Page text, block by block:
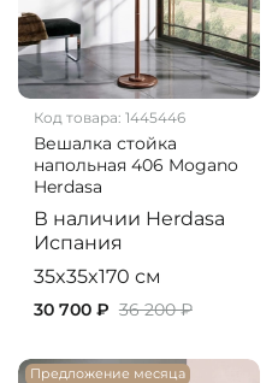
Код товара: 1445446
Вешалка стойка
напольная 406 Mogano
Herdasa
В наличии Herdasa
Испания
35x35x170 см
30 700 ₽ 36 200 ₽
Предложение месяца